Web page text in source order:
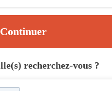
Continuer
recherchez-vous ?